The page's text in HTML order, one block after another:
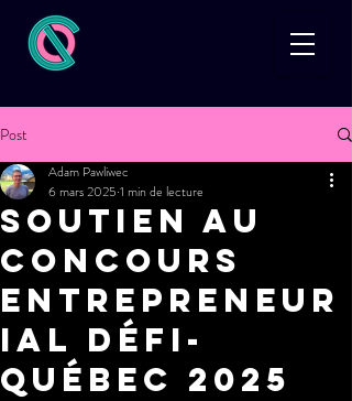
Post
Soutien au
concours
entrepreneur
ial Défi-
Québec 2025
Adam Pawliwec
6 mars 2025 1 min de lecture